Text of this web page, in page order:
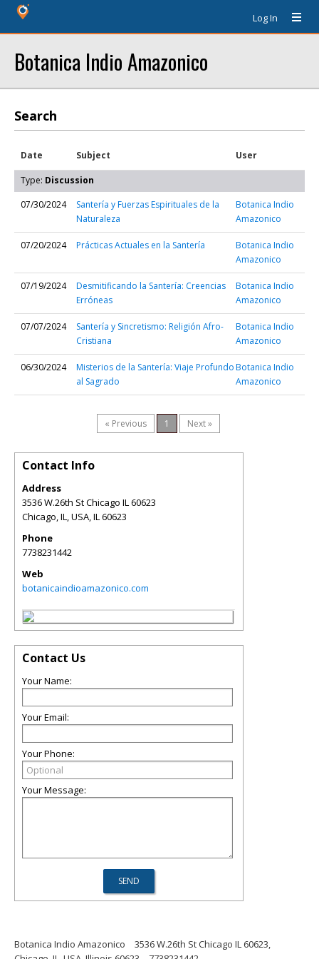
Log In
Botanica Indio Amazonico
Search
Date Subject User
Type: Discussion
07/30/2024
Santería y Fuerzas Espirituales de la
Naturaleza
Botanica Indio
Amazonico
07/20/2024 Prácticas Actuales en la Santería
Botanica Indio
Amazonico
07/19/2024
Desmitificando la Santería: Creencias
Erróneas
Botanica Indio
Amazonico
07/07/2024
Santería y Sincretismo: Religión Afro-
Cristiana
Botanica Indio
Amazonico
06/30/2024
Misterios de la Santería: Viaje Profundo
al Sagrado
Botanica Indio
Amazonico
« Previous 1 Next »
Contact Info
Address
3536 W.26th St Chicago IL 60623
Chicago, IL, USA,IL60623
Phone
7738231442
Web
botanicaindioamazonico.com
Contact Us
Your Name:
Your Email:
Your Phone:
Your Message:
Botanica Indio Amazonico
3536 W.26th St Chicago IL 60623,